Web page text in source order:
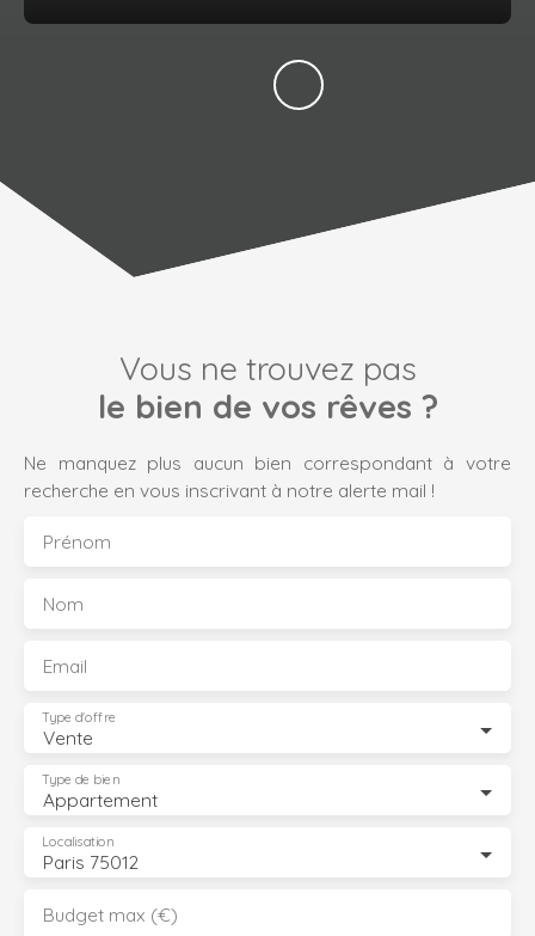
Vous ne trouvez pas
le bien de vos rêves ?
Ne manquez plus aucun bien correspondant à votre
recherche en vous inscrivant à notre alerte mail !
Prénom
Nom
Email
Vente
Type d'offre
Appartement
Type de bien
Paris 75012
Localisation
Budget max (€)